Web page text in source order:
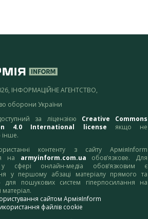
ІНФОРМАЦІЙНЕ АГЕНТСТВО,
оборони України
за ліцензією Creative Commons
4.0 International license якщо не
інше.
контенту з сайту АрміяInform
на armyinform.com.ua обов’язкове. Для
у сфері онлайн-медіа обов’язковим є
у першому абзаці матеріалу прямого та
для пошукових систем гіперпосилання на
сайтом АрміяInform
файлів cookie